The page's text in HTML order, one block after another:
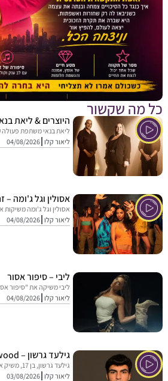
שקשור
היוצרים & ליאת בנאי –
ליאת בנאי משתפת פעולה עם צמד
ליאור קלו 04/08/2026
אסולין וגל ג'ומה – זהרה
אסולין וגל ג'ומה משיקות את
ליאור קלו 04/08/2026
ליבי – סיפור אסור
ליבי משיקה את "סיפור אסור" -
ליאור קלו 04/08/2026
גילעד גרשון – Lady Hollywood
גילעד גרשון, בן 17, משיק את "Lady...
ליאור קלו 03/08/2026